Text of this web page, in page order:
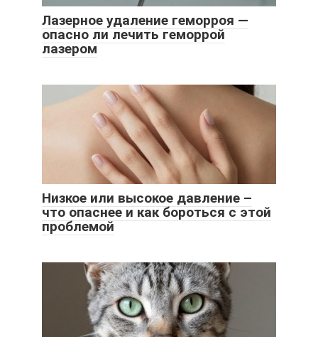
Лазерное удаление геморроя —
опасно ли лечить геморрой
лазером
Низкое или высокое давление –
что опаснее и как бороться с этой
проблемой